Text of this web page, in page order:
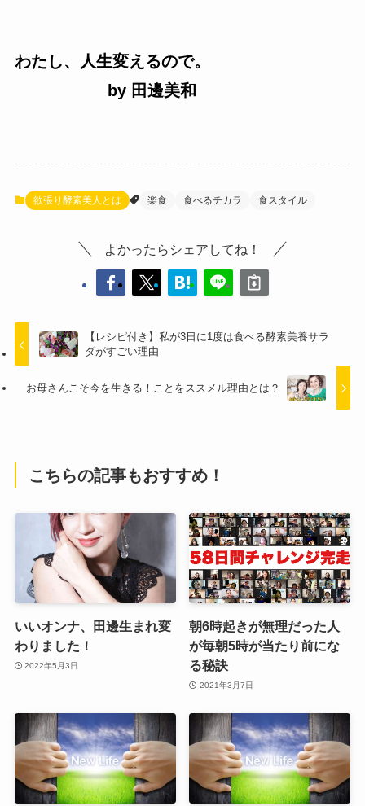
わたし、人生変えるので。
by 田邊美和
欲張り酵素美人とは 楽食 食べるチカラ 食スタイル
よかったらシェアしてね！
【レシピ付き】私が3日に1度は食べる酵素美養サラ
ダがすごい理由
お母さんこそ今を生きる！ことをススメル理由とは？
こちらの記事もおすすめ！
いいオンナ、田邊生まれ変
わりました！
2022年5月3日
朝6時起きが無理だった人
が毎朝5時が当たり前にな
る秘訣
2021年3月7日